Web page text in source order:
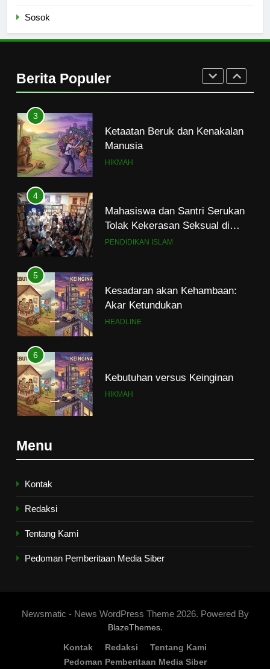
Sosok
Berita Populer
2
HIKMAH
3
Ketaatan Beruk dan Kenakalan
Manusia
HIKMAH
4
Mahasiswa dan Santri Serukan
Tolak Kekerasan Seksual di
Lingkungan Kampus dan
PENDIDIKAN ISLAM
5
Kesadaran akan Kehambaan:
Akar Ketundukan
HEADLINE
6
Kebutuhan versus Keinginan
HIKMAH
8
HIKMAH
Naluri Takabur; Perasaan
Terancam dan Tipuan Diri
Menu
Kontak
Redaksi
Tentang Kami
Pedoman Pemberitaan Media Siber
Newsmatic - News WordPress Theme 2026. Powered By
BlazeThemes.
Kontak Redaksi
Tentang Kami
Pedoman Pemberitaan Media Siber